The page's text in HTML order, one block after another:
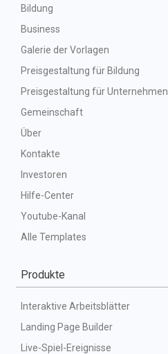
Bildung
Business
Galerie der Vorlagen
Preisgestaltung für Bildung
Preisgestaltung für Unternehmen
Gemeinschaft
Über
Kontakte
Investoren
Hilfe-Center
Youtube-Kanal
Alle Templates
Produkte
Interaktive Arbeitsblätter
Landing Page Builder
Live-Spiel-Ereignisse